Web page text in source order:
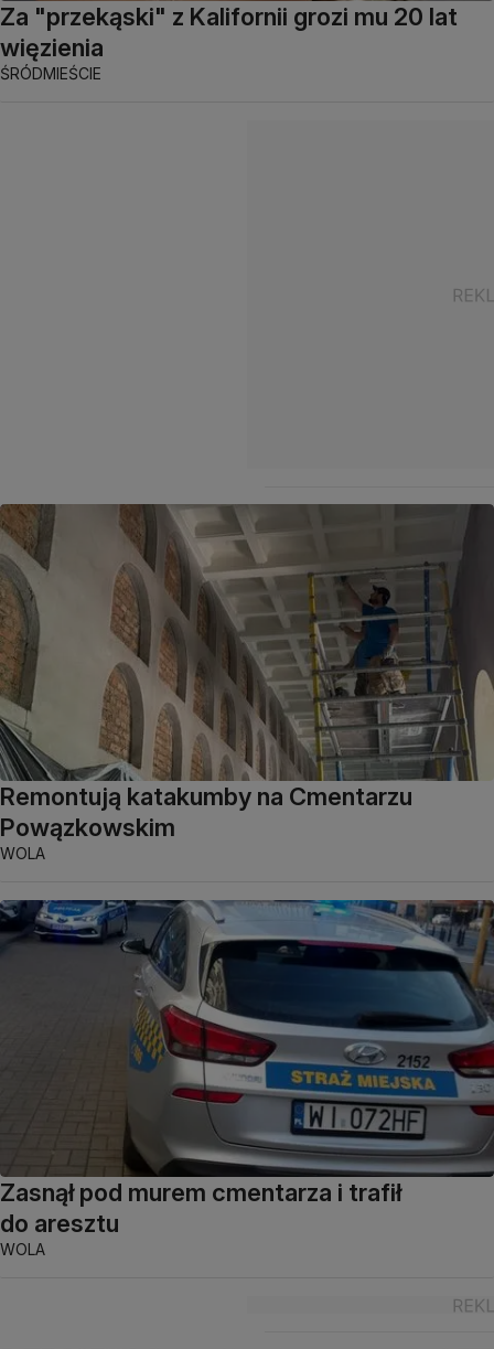
Za "przekąski" z Kalifornii grozi mu 20 lat
więzienia
ŚRÓDMIEŚCIE
Remontują katakumby na Cmentarzu
Powązkowskim
WOLA
Zasnął pod murem cmentarza i trafił
do aresztu
WOLA